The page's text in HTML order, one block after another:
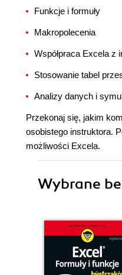
Funkcje i formuły
Makropolecenia
Współpraca Excela z
Stosowanie tabel
Analizy danych i
Przekonaj się, jakim
osobistego instruktora.
możliwości Excela.
Wybrane